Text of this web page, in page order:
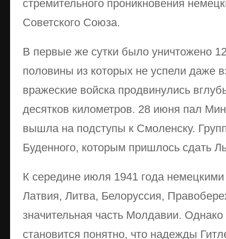
стремительного проникновения
Советского Союза.
В первые же сутки было уничтожено
половины из которых не успели даже
вражеские войска продвинулись
десятков километров. 28 июня пал
вышла на подступы к Смоленску.
Буденного, которым пришлось сдать
К середине июля 1941 года
Латвия, Литва, Белоруссия,
значительная часть Молдавии.
становится понятно, что надежды